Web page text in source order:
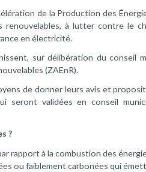
de la Production des
à lutter contre le
en électricité.
sur délibération du conseil
(ZAEnR).
de donner leurs avis et
seront validées en conseil
?
rapport à la combustion des
ou faiblement carbonées qui